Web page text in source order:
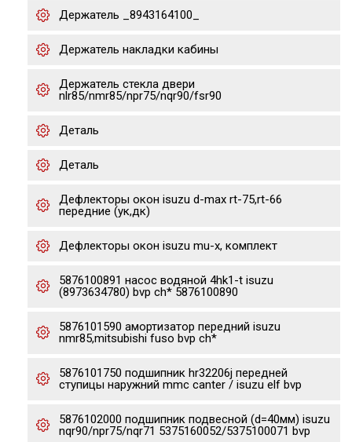
Держатель _8943164100_
Держатель накладки кабины
Держатель стекла двери
nlr85/nmr85/npr75/nqr90/fsr90
Деталь
Деталь
Дефлекторы окон isuzu d-max rt-75,rt-66
передние (ук,дк)
Дефлекторы окон isuzu mu-x, комплект
5876100891 насос водяной 4hk1-t isuzu
(8973634780) bvp ch* 5876100890
5876101590 амортизатор передний isuzu
nmr85,mitsubishi fuso bvp ch*
5876101750 подшипник hr32206j передней
ступицы наружний mmc canter / isuzu elf bvp
5876102000 подшипник подвесной (d=40мм) isuzu
nqr90/npr75/nqr71 5375160052/5375100071 bvp